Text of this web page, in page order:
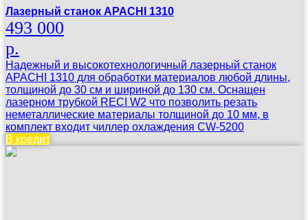
Лазерный станок APACHI 1310
493 000
р.
Надежный и высокотехнологичный лазерный станок
APACHI 1310 для обработки материалов любой длины,
толщиной до 30 см и шириной до 130 см. Оснащен
лазерном трубкой RECI W2 что позволить резать
неметаллические материалы толщиной до 10 мм, в
комплект входит чиллер охлаждения CW-5200
В кредит